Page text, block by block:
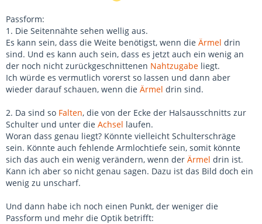
Passform:
1. Die Seitennähte sehen wellig aus.
Es kann sein, dass die Weite benötigst, wenn die Ärmel drin
sind. Und es kann auch sein, dass es jetzt auch ein wenig an
der noch nicht zurückgeschnittenen Nahtzugabe liegt.
Ich würde es vermutlich vorerst so lassen und dann aber
wieder darauf schauen, wenn die Ärmel drin sind.
2. Da sind so Falten, die von der Ecke der Halsausschnitts zur
Schulter und unter die Achsel laufen.
Woran dass genau liegt? Könnte vielleicht Schulterschräge
sein. Könnte auch fehlende Armlochtiefe sein, somit könnte
sich das auch ein wenig verändern, wenn der Ärmel drin ist.
Kann ich aber so nicht genau sagen. Dazu ist das Bild doch ein
wenig zu unscharf.
Und dann habe ich noch einen Punkt, der weniger die
Passform und mehr die Optik betrifft: